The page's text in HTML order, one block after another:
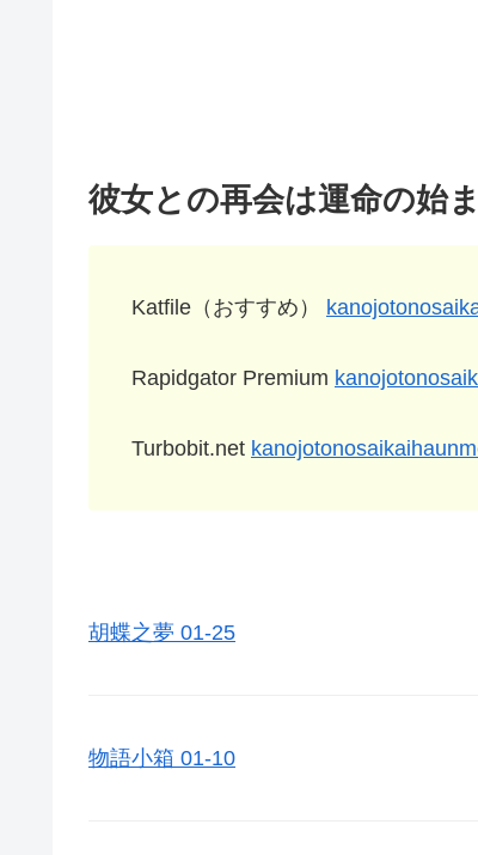
彼女との再会は運命の始
Katfile（おすすめ）
Rapidgator Premium
Turbobit.net
胡蝶之夢 01-25
物語小箱 01-10